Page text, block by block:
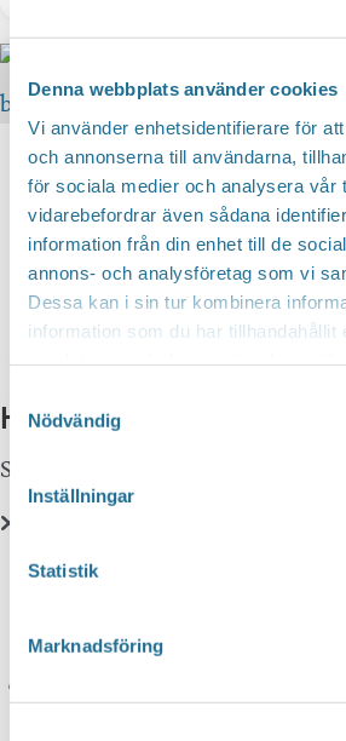
Denna webbplats använder cookies
Vi använder enhetsidentifierare för
och annonserna till användarna,
för sociala medier och analysera vår
vidarebefordrar även sådana
information från din enhet till de
annons- och analysföretag som vi
Dessa kan i sin tur kombinera
information som du har tillhandahållit
Nödvändig
Inställningar
Statistik
Marknadsföring
Shoppa
Hittar du inte vad du söker?
Sök här...
You can translate this
Translate. It is important to
translation is being done by